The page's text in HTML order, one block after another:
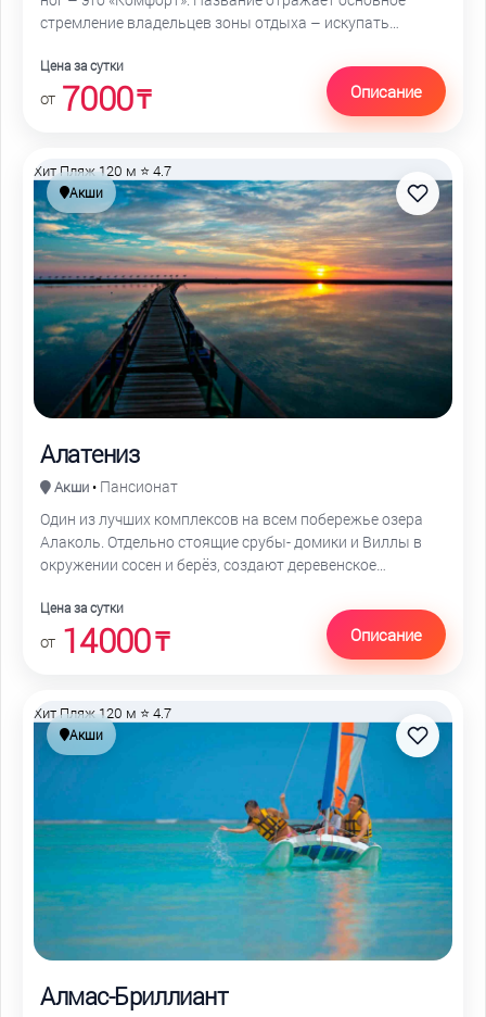
стремление владельцев зоны отдыха – искупать
Цена за сутки
от 7000₸ Описание
ХитПляж 120 м ⭐ 4.7
Акши
Алатениз
Акши • Пансионат
Один из лучших комплексов на всем побережье озера
Алаколь. Отдельно стоящие срубы- домики и Виллы в
окружении сосен и берёз, создают деревенское
семейный отдых с детьми
Цена за сутки
от 14000₸ Описание
ХитПляж 120 м ⭐ 4.7
Акши
Алмас-Бриллиант